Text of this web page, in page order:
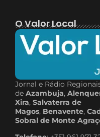
O Valor Local
Jornal e Rádio
de Azambuja,
Xira, Salvaterra de
Magos, Benavente,
Sobral de Monte